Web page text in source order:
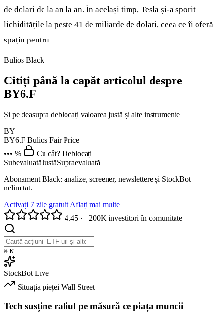
de dolari de la an la an. În același timp, Tesla și-a sporit
lichiditățile la peste 41 de miliarde de dolari, ceea ce îi oferă
spațiu pentru…
Bulios Black
Citiți până la capăt articolul despre
BY6.F
Și pe deasupra deblocați valoarea justă și alte instrumente
BY
BY6.F Bulios Fair Price
••• %
Cu cât? Deblocați
SubevaluatăJustăSupraevaluată
Abonament Black: analize, screener, newslettere și StockBot
nelimitat.
Activați 7 zile gratuit Aflați mai multe
4.45 · +200K investitori în comunitate
⌘ K
StockBot Live
Situația pieței Wall Street
Tech susține raliul pe măsură ce piața muncii